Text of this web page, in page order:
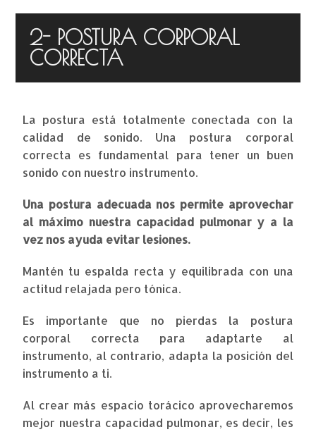
2- POSTURA CORPORAL
CORRECTA
La postura está totalmente conectada con la
calidad de sonido. Una postura corporal
correcta es fundamental para tener un buen
sonido con nuestro instrumento.
Una postura adecuada nos permite aprovechar
al máximo nuestra capacidad pulmonar y a la
vez nos ayuda evitar lesiones.
Mantén tu espalda recta y equilibrada con una
actitud relajada pero tónica.
Es importante que no pierdas la postura
corporal correcta para adaptarte al
instrumento, al contrario, adapta la posición del
instrumento a ti.
Al crear más espacio torácico aprovecharemos
mejor nuestra capacidad pulmonar, es decir, les